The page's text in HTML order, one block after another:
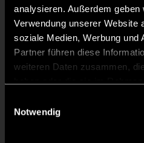
analysieren. Außerdem
Verwendung unserer Website
soziale Medien, Werbung und
Partner führen diese
weiteren Daten zusammen,
Notwendig
Matilda